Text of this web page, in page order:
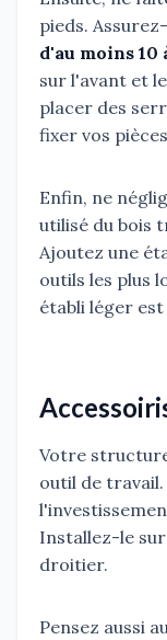
pieds.
d'au moins 10
sur l'avant et
placer des
fixer vos
Enfin, ne
utilisé du bois
Ajoutez une
outils les plus
établi léger
Votre
outil de
Installez-le sur
droitier.
Pensez aussi